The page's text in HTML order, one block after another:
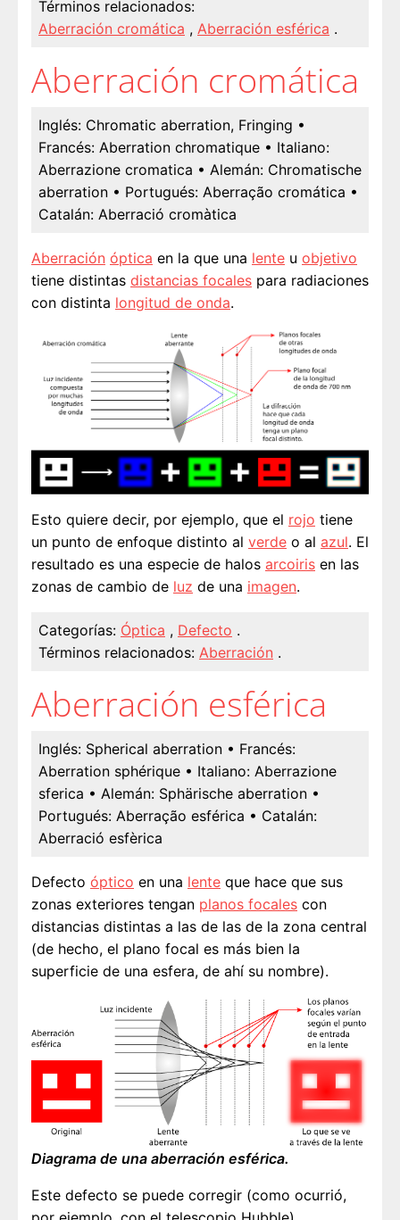
Términos relacionados:
Aberración cromática , Aberración esférica .
Aberración cromática
Inglés: Chromatic aberration, Fringing •
Francés: Aberration chromatique • Italiano:
Aberrazione cromatica • Alemán: Chromatische
aberration • Portugués: Aberração cromática •
Catalán: Aberració cromàtica
Aberración óptica en la que una lente u objetivo
tiene distintas distancias focales para radiaciones
con distinta longitud de onda.
Esto quiere decir, por ejemplo, que el rojo tiene
un punto de enfoque distinto al verde o al azul. El
resultado es una especie de halos arcoiris en las
zonas de cambio de luz de una imagen.
Categorías: Óptica , Defecto .
Términos relacionados: Aberración .
Aberración esférica
Inglés: Spherical aberration • Francés:
Aberration sphérique • Italiano: Aberrazione
sferica • Alemán: Sphärische aberration •
Portugués: Aberração esférica • Catalán:
Aberració esfèrica
Defecto óptico en una lente que hace que sus
zonas exteriores tengan planos focales con
distancias distintas a las de las de la zona central
(de hecho, el plano focal es más bien la
superficie de una esfera, de ahí su nombre).
Diagrama de una aberración esférica.
Este defecto se puede corregir (como ocurrió,